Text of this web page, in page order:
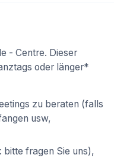
- Centre. Dieser
oder länger*
zu beraten (falls
usw,
fragen Sie uns),